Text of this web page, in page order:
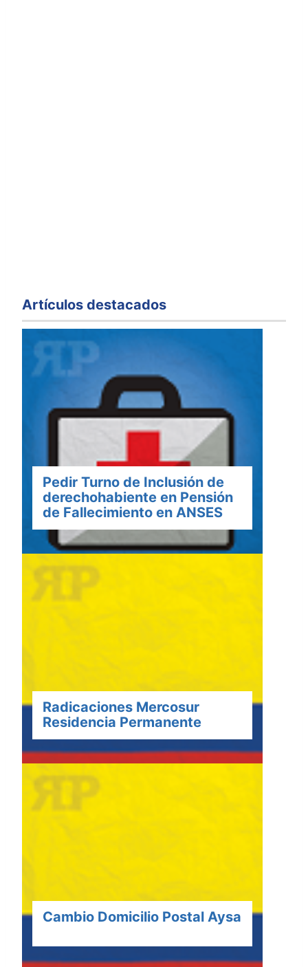
Artículos destacados
Pedir Turno de Inclusión de
derechohabiente en Pensión
de Fallecimiento en ANSES
Radicaciones Mercosur
Residencia Permanente
Cambio Domicilio Postal Aysa